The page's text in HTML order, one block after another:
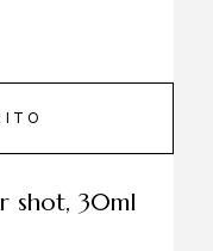
shot, 30ml